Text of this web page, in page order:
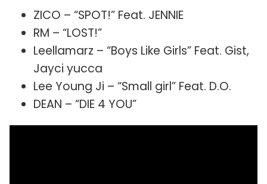
ZICO – “SPOT!” Feat. JENNIE
RM – “LOST!”
Leellamarz – “Boys Like Girls” Feat. Gist,
Jayci yucca
Lee Young Ji – “Small girl” Feat. D.O.
DEAN – “DIE 4 YOU”